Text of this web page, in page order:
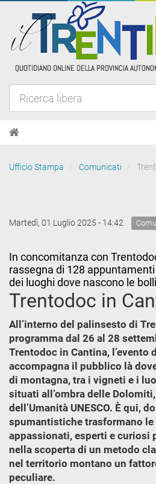
Ufficio Stampa Comunicati
Martedì, 01 Luglio 2025 - 14:42
In concomitanza con
rassegna di 128
dei luoghi dove nascono le
Trentodoc in
All’interno del palinsesto di
programma dal 26 al 28
Trentodoc in Cantina, l’evento
accompagna il pubblico là
di montagna, tra i vigneti e i
situati all’ombra delle
dell’Umanità UNESCO. È qui,
spumantistiche trasformano le
appassionati, esperti e curiosi
nella scoperta di un metodo
nel territorio montano un
peculiare.